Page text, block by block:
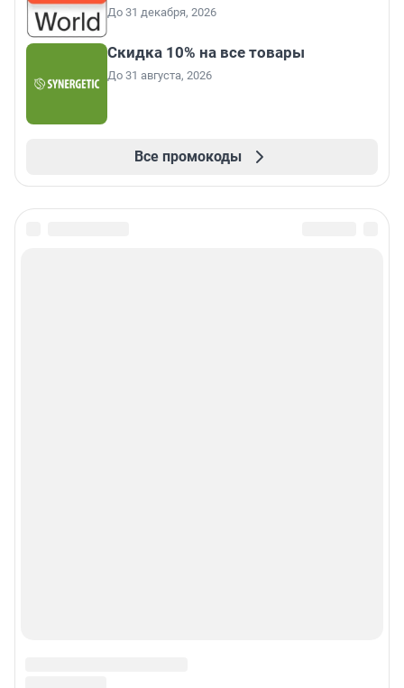
До 31 декабря, 2026
Скидка 10% на все товары
До 31 августа, 2026
Все промокоды